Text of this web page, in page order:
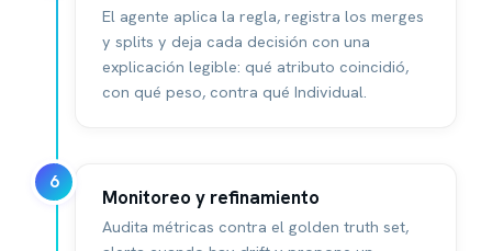
El agente aplica la regla, registra los merges
y splits y deja cada decisión con una
explicación legible: qué atributo coincidió,
con qué peso, contra qué Individual.
6
Monitoreo y refinamiento
Audita métricas contra el golden truth set,